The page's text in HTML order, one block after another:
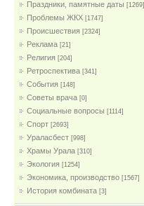
Праздники, памятные даты [1269]
Проблемы ЖКХ [1747]
Проиcшествия [2324]
Реклама [21]
Религия [204]
Ретроспектива [341]
События [148]
Советы врача [0]
Социальные вопросы [1114]
Спорт [2693]
Ураласбест [998]
Храмы Урала [310]
Экология [1254]
Экономика, производство [1567]
История комбината [3]